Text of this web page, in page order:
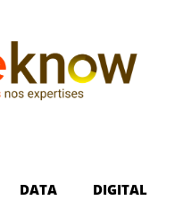
DATA DIGITAL